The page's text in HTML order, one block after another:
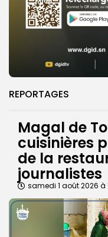
REPORTAGES
Magal de
cuisinières
de la
journalistes
samedi 1 août 2026 à